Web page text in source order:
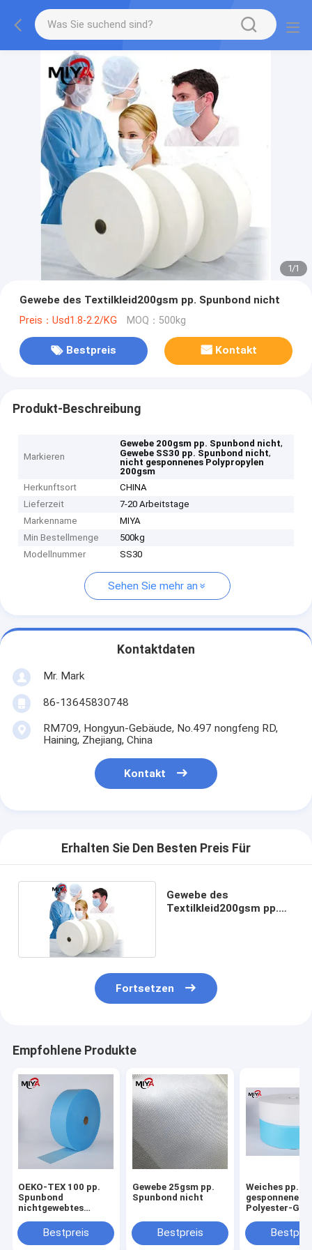
1/1
Gewebe des Textilkleid200gsm pp. Spunbond nicht
Preis：Usd1.8-2.2/KG MOQ：500kg
Bestpreis Kontakt
Produkt-Beschreibung
Markieren
Gewebe 200gsm pp. Spunbond nicht,
Gewebe SS30 pp. Spunbond nicht,
nicht gesponnenes Polypropylen
200gsm
Herkunftsort
CHINA
Lieferzeit
7-20 Arbeitstage
Markenname
MIYA
Min Bestellmenge
500kg
Modellnummer
SS30
Sehen Sie mehr an
Kontaktdaten
Mr. Mark
86-13645830748
RM709, Hongyun-Gebäude, No.497 nongfeng RD,
Haining, Zhejiang, China
Kontakt
Erhalten Sie Den Besten Preis Für
Gewebe des
Textilkleid200gsm pp.
Fortsetzen
Empfohlene Produkte
OEKO-TEX 100 pp.
Spunbond
nichtgewebtes
Bestpreis
Gewebe 25gsm pp.
Spunbond nicht
Bestpreis
Weiches pp.
gesponnenes
Polyester-